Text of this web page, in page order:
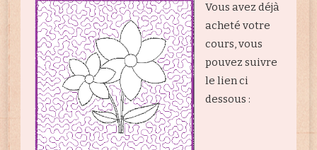
Vous avez déjà
acheté votre
cours, vous
pouvez suivre
le lien ci
dessous :